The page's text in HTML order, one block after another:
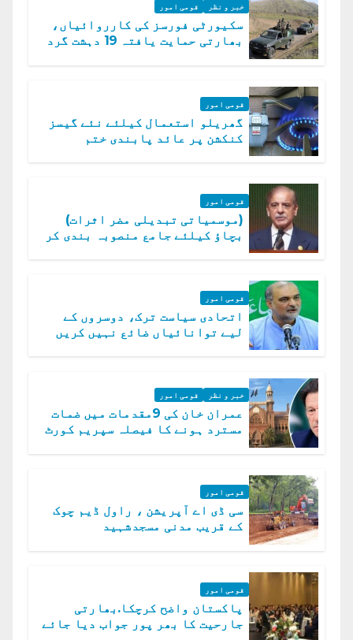
خبر و نظر قومی امور
سکیورٹی فورسز کی کارروائیاں،
بھارتی حمایت یافتہ 19 دہشت گرد
قومی امور
گھریلو استعمال کیلئے نئے گیسز
کنکشن پر عائد پابندی ختم
قومی امور
(موسمیاتی تبدیلی مضر اثرات)
بچاؤ کیلئے جامع منصوبہ بندی کر
قومی امور
اتحادی سیاست ترک، دوسروں کے
لیے توانائیاں ضائع نہیں کریں
خبر و نظر قومی امور
عمران خان کی 9مقدمات میں ضمات
مسترد ہونے کا فیصلہ سپریم کورٹ
قومی امور
سی ڈی اے آپریشن ، راول ڈیم چوک
کے قریب مدنی مسجدشہید
قومی امور
پاکستان واضح کرچکا.بھارتی
جارحیت کا بھر پور جواب دیا جائے